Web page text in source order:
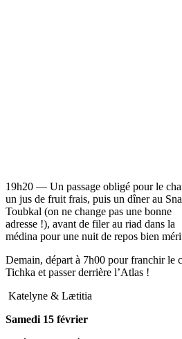
19h20 — Un passage obligé pour le
un jus de fruit frais, puis un dîner au
Toubkal (on ne change pas une bonne
adresse !), avant de filer au riad dans la
médina pour une nuit de repos bien
Demain, départ à 7h00 pour franchir le
Tichka et passer derrière l’Atlas !
Katelyne & Lætitia
Samedi 15 février